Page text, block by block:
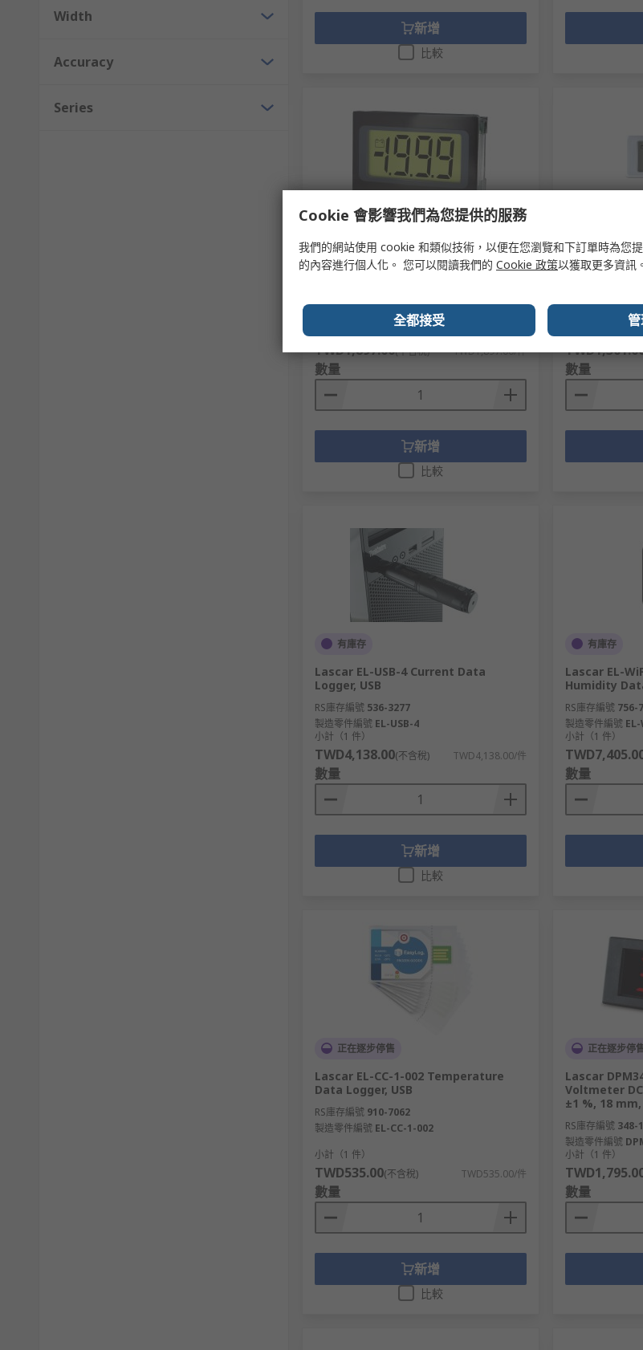
Width
Accuracy
Series
新增
比較
有庫存
Lascar SP Series Digital Voltmeter
DC, LCD Display 3.5-Digits ±1 %, 21.3
RS庫存編號399-0209
SP 200
TWD1,897.00(不含稅) TWD1,897.00/件
數量
新增
比較
Lascar EMV
Voltmeter
RS庫存編號867-
數量
有庫存
Lascar EL-USB-4 Current Data
Logger, USB
RS庫存編號 536-3277
製造零件編號 EL-USB-4
小計（1 件）
TWD4,138.00(不含稅) TWD4,138.00/件
數量
新增
比較
有庫存
Lascar EL-
Humidity
RS庫存編號 756-
製造零件編號
小計（1 件）
數量
正在逐步停售
Lascar EL-CC-1-002 Temperature
Data Logger, USB
RS庫存編號 910-7062
製造零件編號 EL-CC-1-002
小計（1 件）
TWD535.00(不含稅) TWD535.00/件
數量
新增
比較
正在逐步停
Lascar
Voltmeter
±1 %, 18
RS庫存編號 348-
製造零件編號
小計（1 件）
數量
Cookie 會影響我們為您提供的服務
我們的網站使用 cookie 和類似技術，以便在您瀏覽和下訂單時為您
的內容進行個人化。 您可以閱讀我們的 Cookie 政策以獲取更多資訊。
全都接受